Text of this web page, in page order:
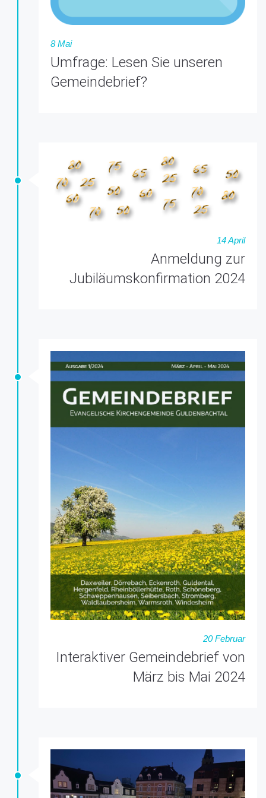
8 Mai
Umfrage: Lesen Sie unseren
Gemeindebrief?
14 April
Anmeldung zur
Jubiläumskonfirmation 2024
20 Februar
Interaktiver Gemeindebrief von
März bis Mai 2024